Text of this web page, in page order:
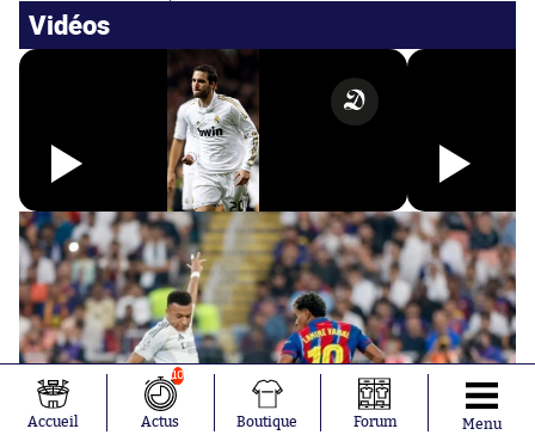
Vidéos
Accueil
10
Actus Boutique Forum Menu